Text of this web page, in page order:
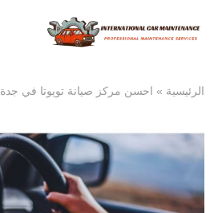
الرئيسية » احسن مركز صيانة تويوتا في جدة